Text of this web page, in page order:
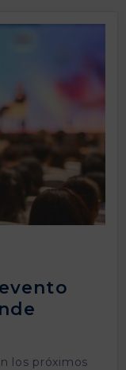
los próximos